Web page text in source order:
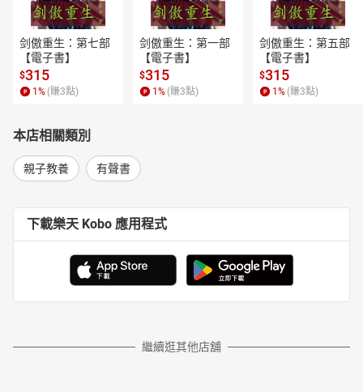
剑傲重生：第七部
【電子書】
$315
1 % (賺3點)
剑傲重生：第一部
【電子書】
$315
1 % (賺3點)
剑傲重生：第五部
【電子書】
$315
1 % (賺3點)
本店相關類別
親子教養 有聲書
下載樂天 Kobo 應用程式
繼續逛其他店舖